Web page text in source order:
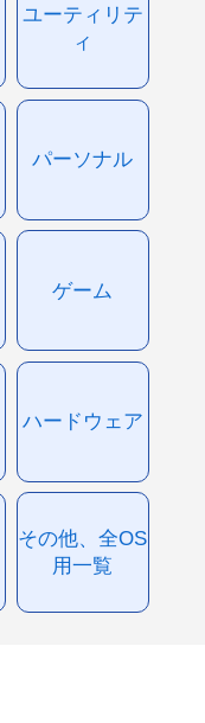
ユーティリテ
ィ
パーソナル
ゲーム
ハードウェア
その他、全OS
用一覧